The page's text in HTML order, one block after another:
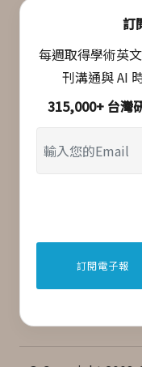
訂
每週取得學術英
刊溝通與 AI
315,000+ 台灣